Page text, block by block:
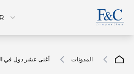
المدونات أغنى عشر دول في